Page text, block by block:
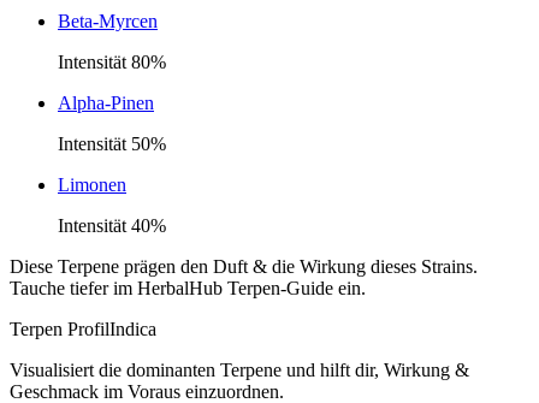
Beta-Myrcen
Intensität 80%
Alpha-Pinen
Intensität 50%
Limonen
Intensität 40%
Diese Terpene prägen den Duft & die Wirkung dieses Strains.
Tauche tiefer im HerbalHub Terpen-Guide ein.
Terpen ProfilIndica
Visualisiert die dominanten Terpene und hilft dir, Wirkung &
Geschmack im Voraus einzuordnen.